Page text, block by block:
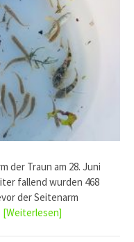
der Traun am 28. Juni
fallend wurden 468
der Seitenarm
[Weiterlesen]